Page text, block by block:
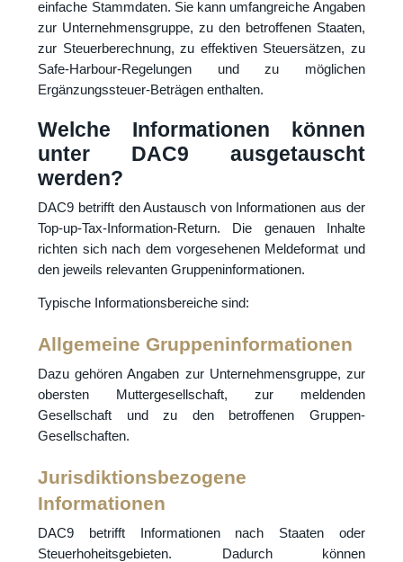
einfache Stammdaten. Sie kann umfangreiche Angaben
zur Unternehmensgruppe, zu den betroffenen Staaten,
zur Steuerberechnung, zu effektiven Steuersätzen, zu
Safe-Harbour-Regelungen und zu möglichen
Ergänzungssteuer-Beträgen enthalten.
Welche Informationen können
unter DAC9 ausgetauscht
werden?
DAC9 betrifft den Austausch von Informationen aus der
Top-up-Tax-Information-Return. Die genauen Inhalte
richten sich nach dem vorgesehenen Meldeformat und
den jeweils relevanten Gruppeninformationen.
Typische Informationsbereiche sind:
Allgemeine Gruppeninformationen
Dazu gehören Angaben zur Unternehmensgruppe, zur
obersten Muttergesellschaft, zur meldenden
Gesellschaft und zu den betroffenen Gruppen-
Gesellschaften.
Jurisdiktionsbezogene
Informationen
DAC9 betrifft Informationen nach Staaten oder
Steuerhoheitsgebieten. Dadurch können